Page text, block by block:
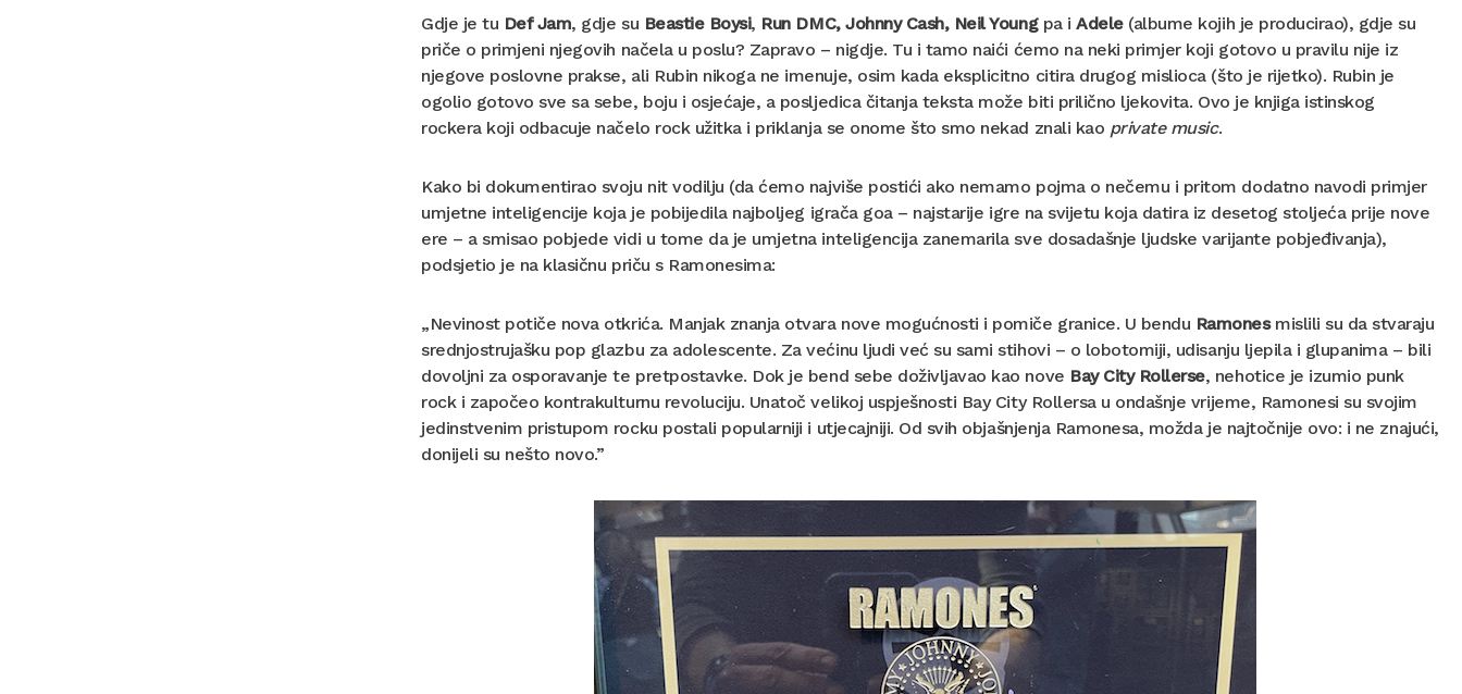
Gdje je tu Def Jam, gdje su Beastie Boysi, Run DMC, Johnny Cash, Neil Youngpa iAdele(albume kojih je producirao), gdje su
priče o primjeni njegovih načela u poslu? Zapravo – nigdje. Tu i tamo naići ćemo na neki primjer koji gotovo u pravilu nije iz
njegove poslovne prakse, ali Rubin nikoga ne imenuje, osim kada eksplicitno citira drugog mislioca (što je rijetko). Rubin je
ogolio gotovo sve sa sebe, boju i osjećaje, a posljedica čitanja teksta može biti prilično ljekovita. Ovo je knjiga istinskog
rockera koji odbacuje načelo rock užitka i priklanja se onome što smo nekad znali kao private music.
Kako bi dokumentirao svoju nit vodilju (da ćemo najviše postići ako nemamo pojma o nečemu i pritom dodatno navodi primjer
umjetne inteligencije koja je pobijedila najboljeg igrača goa – najstarije igre na svijetu koja datira iz desetog stoljeća prije nove
ere – a smisao pobjede vidi u tome da je umjetna inteligencija zanemarila sve dosadašnje ljudske varijante pobjeđivanja),
podsjetio je na klasičnu priču s Ramonesima:
„Nevinost potiče nova otkrića. Manjak znanja otvara nove mogućnosti i pomiče granice. U bendu Ramonesmislili su da stvaraju
srednjostrujašku pop glazbu za adolescente. Za većinu ljudi već su sami stihovi – o lobotomiji, udisanju ljepila i glupanima – bili
dovoljni za osporavanje te pretpostavke. Dok je bend sebe doživljavao kao nove Bay City Rollerse, nehotice je izumio punk
rock i započeo kontrakulturnu revoluciju. Unatoč velikoj uspješnosti Bay City Rollersa u ondašnje vrijeme, Ramonesi su svojim
jedinstvenim pristupom rocku postali popularniji i utjecajniji. Od svih objašnjenja Ramonesa, možda je najtočnije ovo: i ne znajući,
donijeli su nešto novo.”